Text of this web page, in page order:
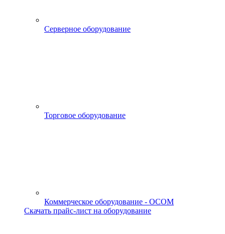
Серверное оборудование
Торговое оборудование
Коммерческое оборудование - OCOM
Скачать прайс-лист на оборудование